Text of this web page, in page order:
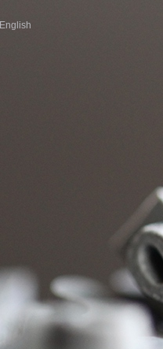
English